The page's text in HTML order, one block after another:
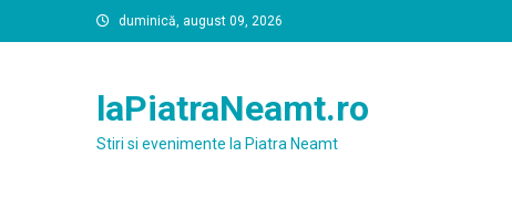
to
duminică, august 09, 2026
laPiatraNeamt.ro
Stiri si evenimente la Piatra Neamt